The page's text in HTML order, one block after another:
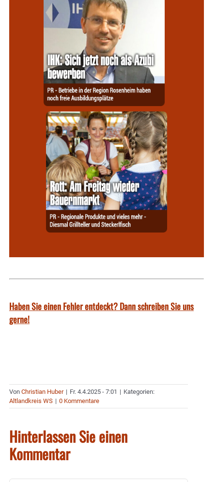
Haben Sie einen Fehler entdeckt? Dann schreiben Sie uns
gerne!
Von Christian Huber | Fr. 4.4.2025 - 7:01 | Kategorien:
Altlandkreis WS | 0 Kommentare
Hinterlassen Sie einen
Kommentar